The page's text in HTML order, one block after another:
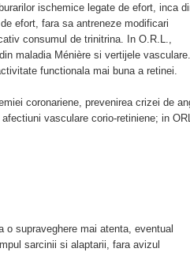
ischemice legate de efort, inca
efort, fara sa antreneze modificari
consumul de trinitrina. In O.R.L.,
maladia Ménière si vertijele
functionala mai buna a retinei.
coronariene, prevenirea crizei de
vasculare corio-retiniene; in
supraveghere mai atenta, eventual
sarcinii si alaptarii, fara avizul